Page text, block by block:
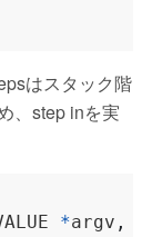
はスタック階
、step inを実
*argv ,